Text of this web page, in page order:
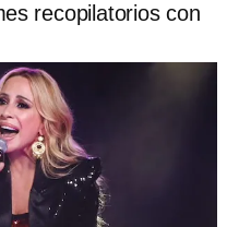
recopilatorios con